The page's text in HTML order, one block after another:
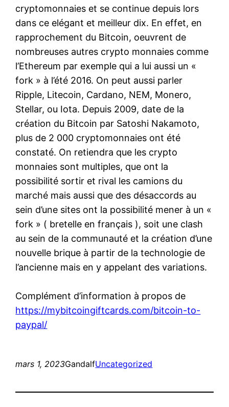
cryptomonnaies et se continue depuis lors
dans ce elégant et meilleur dix. En effet, en
rapprochement du Bitcoin, oeuvrent de
nombreuses autres crypto monnaies comme
l’Ethereum par exemple qui a lui aussi un «
fork » à l’été 2016. On peut aussi parler
Ripple, Litecoin, Cardano, NEM, Monero,
Stellar, ou Iota. Depuis 2009, date de la
création du Bitcoin par Satoshi Nakamoto,
plus de 2 000 cryptomonnaies ont été
constaté. On retiendra que les crypto
monnaies sont multiples, que ont la
possibilité sortir et rival les camions du
marché mais aussi que des désaccords au
sein d’une sites ont la possibilité mener à un «
fork » ( bretelle en français ), soit une clash
au sein de la communauté et la création d’une
nouvelle brique à partir de la technologie de
l’ancienne mais en y appelant des variations.
Complément d’information à propos de
https://mybitcoingiftcards.com/bitcoin-to-
paypal/
mars 1, 2023GandalfUncategorized